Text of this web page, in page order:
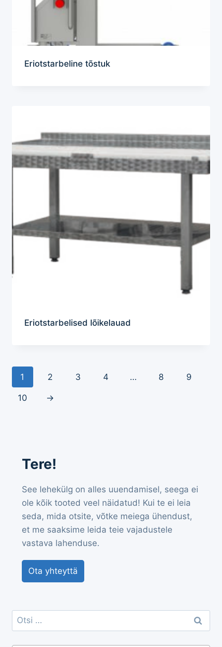
Eriotstarbeline tõstuk
Eriotstarbelised lõikelauad
1 2 3 4 … 8 9
10 →
Tere!
See lehekülg on alles uuendamisel, seega ei
ole kõik tooted veel näidatud! Kui te ei leia
seda, mida otsite, võtke meiega ühendust,
et me saaksime leida teie vajadustele
vastava lahenduse.
Ota yhteyttä
Otsi: